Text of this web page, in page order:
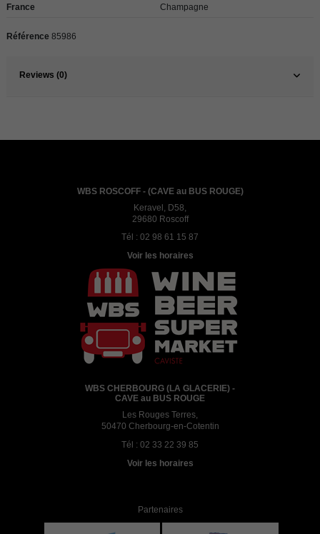
France Champagne
Référence 85986
Reviews (0)
WBS ROSCOFF - (CAVE au BUS ROUGE)
Keravel, D58,
29680 Roscoff
Tél : 02 98 61 15 87
Voir les horaires
WBS CHERBOURG (LA GLACERIE) -
CAVE au BUS ROUGE
Les Rouges Terres,
50470 Cherbourg-en-Cotentin
Tél : 02 33 22 39 85
Voir les horaires
Partenaires